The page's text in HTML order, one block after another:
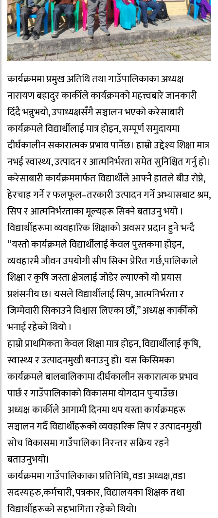
कार्यक्रममा प्रमुख अतिथि तथा गाउँपालिकाका अध्यक्ष
नारायण बहादुर कार्कीले कार्यक्रमको महत्त्वबारे जानकारी
दिँदै भन्नुभयो, उपाध्यक्षसँगै सञ्चालन भएको करेसाबारी
कार्यक्रमले विद्यार्थीलाई मात्र होइन, सम्पूर्ण समुदायमा
दीर्घकालीन सकारात्मक प्रभाव पार्नेछ। हाम्रो उद्देश्य शिक्षा मात्र
नभई स्वास्थ्य, उत्पादन र आत्मनिर्भरता समेत सुनिश्चित गर्नु हो।
करेसाबारी कार्यक्रममार्फत विद्यार्थीले आफ्नै हातले बीउ रोप्ने,
हेरचाह गर्ने र फलफूल–तरकारी उत्पादन गर्ने अभ्यासबाट श्रम,
सिप र आत्मनिर्भरताका मूल्यहरू सिक्ने बताउनु भयो ।
विद्यार्थीहरूमा व्यवहारिक शिक्षाको अवसर प्रदान हुने भन्दै
“यस्तो कार्यक्रमले विद्यार्थीलाई केवल पुस्तकमा होइन,
व्यवहारमै जीवन उपयोगी सीप सिक्न प्रेरित गर्छ,पालिकाले
शिक्षा र कृषि जस्ता क्षेत्रलाई जोडेर ल्याएको यो प्रयास
प्रशंसनीय छ। यसले विद्यार्थीलाई सिप, आत्मनिर्भरता र
जिम्मेवारी सिकाउने विश्वास लिएका छौं,” अध्यक्ष कार्कीको
भनाई रहेको थियो ।
हाम्रो प्राथमिकता केवल शिक्षा मात्र होइन, विद्यार्थीलाई कृषि,
स्वास्थ्य र उत्पादनमुखी बनाउनु हो। यस किसिमका
कार्यक्रमले बालबालिकामा दीर्घकालीन सकारात्मक प्रभाव
पार्छ र गाउँपालिकाको विकासमा योगदान पुर्‍याउँछ।
अध्यक्ष कार्कीले आगामी दिनमा थप यस्ता कार्यक्रमहरू
सञ्चालन गर्दै विद्यार्थीहरूको व्यवहारिक सिप र उत्पादनमुखी
सोच विकासमा गाउँपालिका निरन्तर सक्रिय रहने
बताउनुभयो।
कार्यक्रममा गाउँपालिकाका प्रतिनिधि, वडा अध्यक्ष,वडा
सदस्यहरु,कर्मचारी, पत्रकार, विद्यालयका शिक्षक तथा
विद्यार्थीहरूको सहभागिता रहेको थियो।